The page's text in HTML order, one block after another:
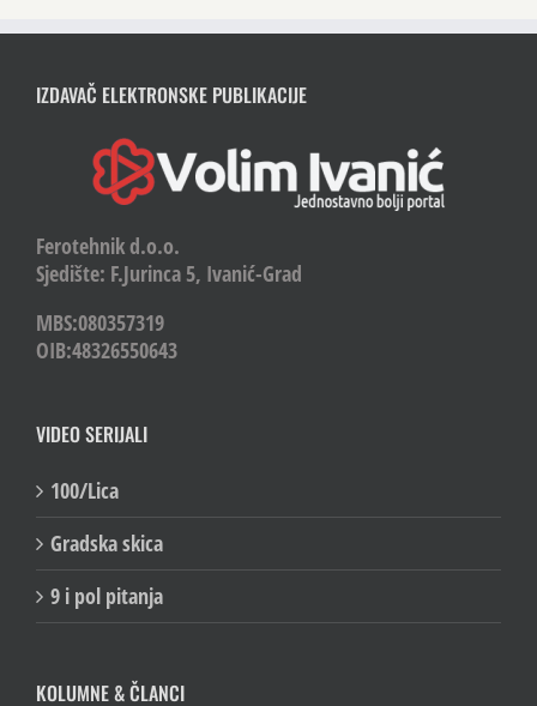
IZDAVAČ ELEKTRONSKE PUBLIKACIJE
Ferotehnik d.o.o.
Sjedište: F.Jurinca 5, Ivanić-Grad
MBS:080357319
OIB:48326550643
VIDEO SERIJALI
100/Lica
Gradska skica
9 i pol pitanja
KOLUMNE & ČLANCI